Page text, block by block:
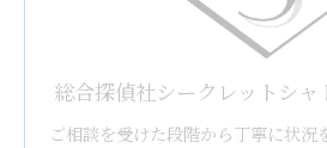
総合探偵社シークレットシャ
ご相談を受けた段階から丁寧に状況